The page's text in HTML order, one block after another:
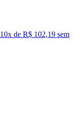
10x de R$ 102,19 sem